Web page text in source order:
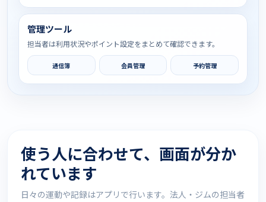
管理ツール
担当者は利用状況やポイント設定をまとめて確認できます。
通信簿 会員管理 予約管理
使う人に合わせて、画面が分か
れています
日々の運動や記録はアプリで行います。法人・ジムの担当者